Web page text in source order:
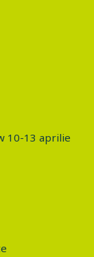
10-13 aprilie